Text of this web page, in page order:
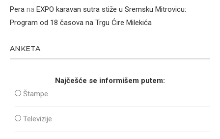
Pera na EXPO karavan sutra stiže u Sremsku Mitrovicu:
Program od 18 časova na Trgu Ćire Milekića
ANKETA
Najčešće se informišem putem:
Štampe
Televizije